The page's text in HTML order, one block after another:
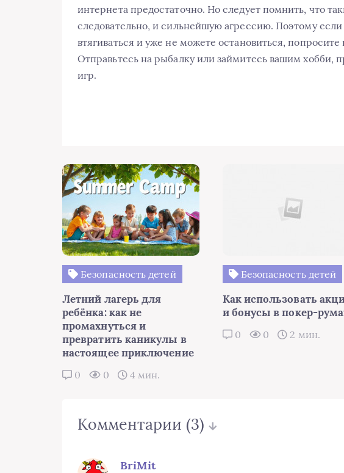
интернета предостаточно. Но следует помнить, что
следовательно, и сильнейшую агрессию. Поэтому если
втягиваться и уже не можете остановиться,
Отправьтесь на рыбалку или займитесь вашим хобби,
игр.
Безопасность детей
Летний лагерь для
ребёнка: как не
промахнуться и
превратить каникулы в
настоящее приключение
0 0 4 мин.
Безопасность детей
Как использовать
и бонусы в покер-
0 0 2 мин.
Комментарии (3)
BriMit